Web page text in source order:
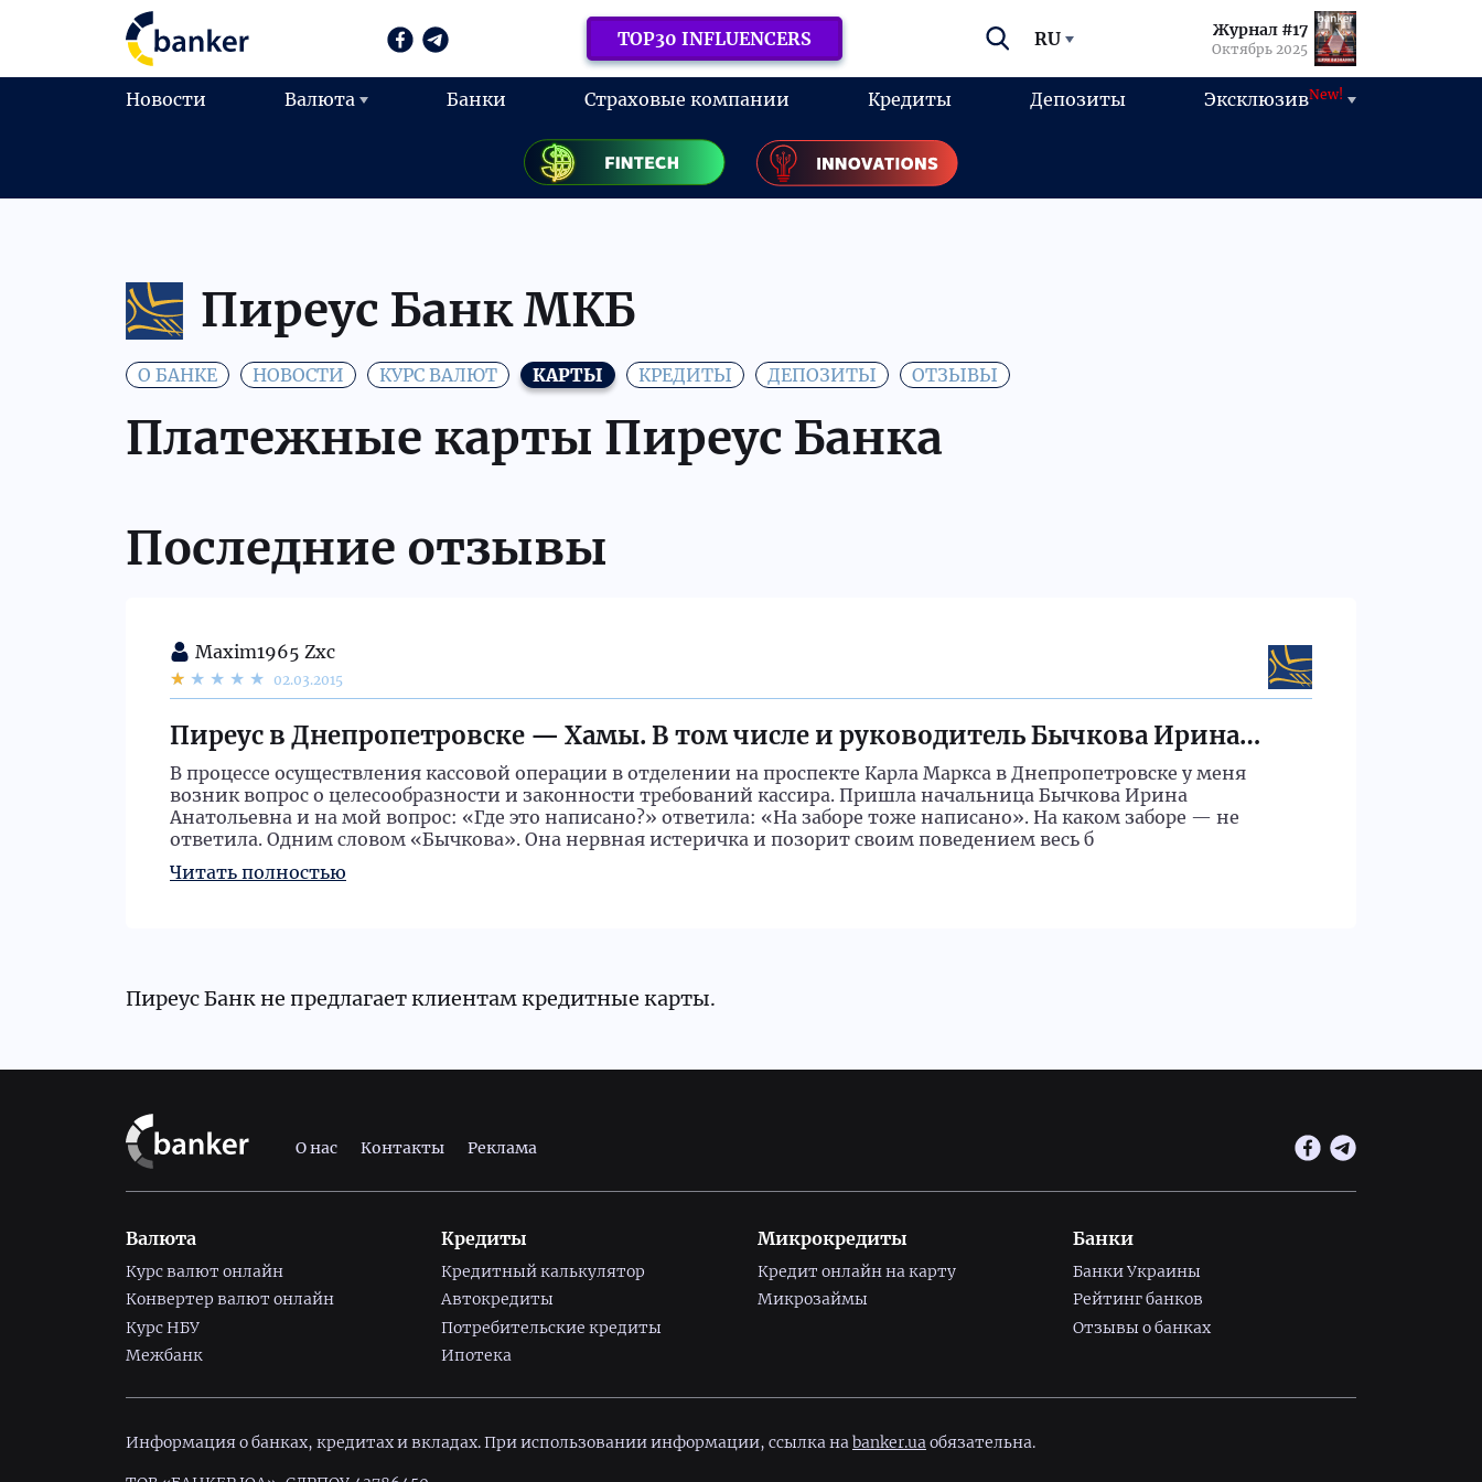
TOP30 INFLUENCERS RU Журнал #17
Октябрь 2025
Новости Валюта Банки Страховые компании Кредиты Депозиты ЭксклюзивNew!
Пиреус Банк МКБ
О БАНКЕ НОВОСТИ КУРС ВАЛЮТ КАРТЫ КРЕДИТЫ ДЕПОЗИТЫ ОТЗЫВЫ
Платежные карты Пиреус Банка
Последние отзывы
Maxim1965 Zxc
02.03.2015
Пиреус в Днепропетровске — Хамы. В том числе и руководитель Бычкова Ирина
Анаьольевна.
В процессе осуществления кассовой операции в отделении на проспекте Карла Маркса в Днепропетровске у меня
возник вопрос о целесообразности и законности требований кассира. Пришла начальница Бычкова Ирина
Анатольевна и на мой вопрос: «Где это написано?» ответила: «На заборе тоже написано». На каком заборе — не
ответила. Одним словом «Бычкова». Она нервная истеричка и позорит своим поведением весь б
Пиреус Банк не предлагает клиентам кредитные карты.
О нас Контакты Реклама
Валюта
Курс валют онлайн
Конвертер валют онлайн
Курс НБУ
Межбанк
Кредиты
Кредитный калькулятор
Автокредиты
Потребительские кредиты
Ипотека
Микрокредиты
Кредит онлайн на карту
Микрозаймы
Банки
Банки Украины
Рейтинг банков
Отзывы о банках
Информация о банках, кредитах и вкладах. При использовании информации, ссылка наbanker.uaобязательна.